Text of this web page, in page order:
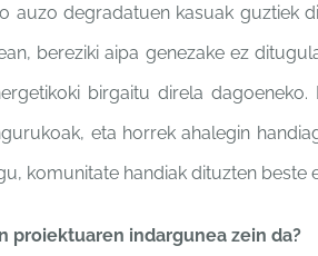
auzo degradatuen kasuak guztiek
berezikiaipa genezake ez
birgaitu direla dagoeneko.
eta horrekahalegin
komunitate handiak dituzten beste
proiektuaren indargunea zein da?